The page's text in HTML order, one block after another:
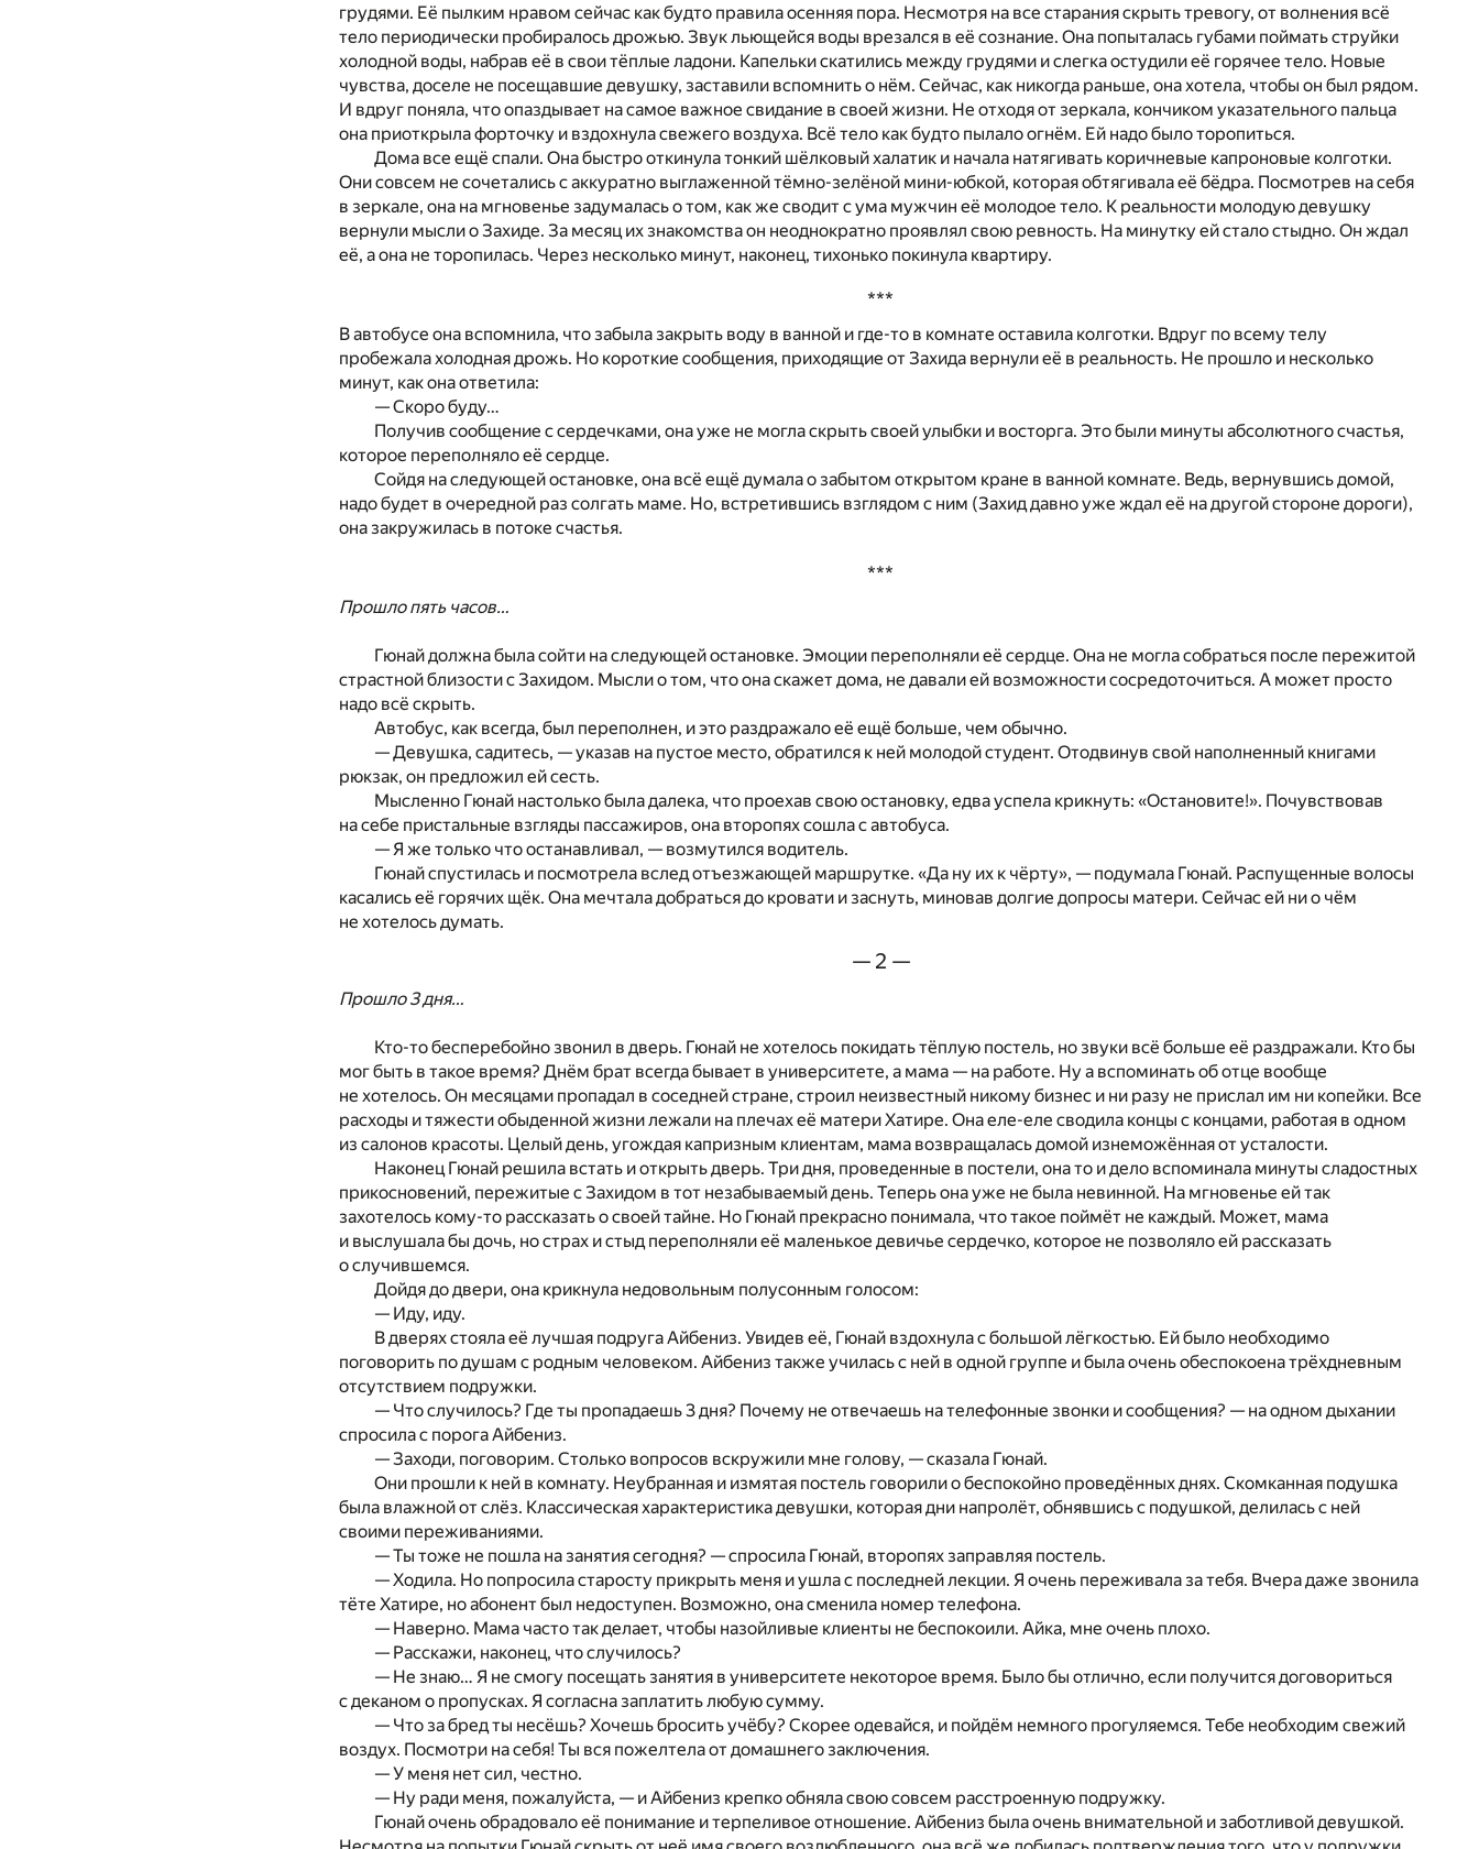
грудями. Её пылким нравом сейчас как будто правила осенняя пора. Несмотря на все старания скрыть тревогу, от волнения всё
тело периодически пробиралось дрожью. Звук льющейся воды врезался в её сознание. Она попыталась губами поймать струйки
холодной воды, набрав её в свои тёплые ладони. Капельки скатились между грудями и слегка остудили её горячее тело. Новые
чувства, доселе не посещавшие девушку, заставили вспомнить о нём. Сейчас, как никогда раньше, она хотела, чтобы он был рядом.
И вдруг поняла, что опаздывает на самое важное свидание в своей жизни. Не отходя от зеркала, кончиком указательного пальца
она приоткрыла форточку и вздохнула свежего воздуха. Всё тело как будто пылало огнём. Ей надо было торопиться.
Дома все ещё спали. Она быстро откинула тонкий шёлковый халатик и начала натягивать коричневые капроновые колготки.
Они совсем не сочетались с аккуратно выглаженной тёмно-зелёной мини-юбкой, которая обтягивала её бёдра. Посмотрев на себя
в зеркале, она на мгновенье задумалась о том, как же сводит с ума мужчин её молодое тело. К реальности молодую девушку
вернули мысли о Захиде. За месяц их знакомства он неоднократно проявлял свою ревность. На минутку ей стало стыдно. Он ждал
её, а она не торопилась. Через несколько минут, наконец, тихонько покинула квартиру.
***
В автобусе она вспомнила, что забыла закрыть воду в ванной и где-то в комнате оставила колготки. Вдруг по всему телу
пробежала холодная дрожь. Но короткие сообщения, приходящие от Захида вернули её в реальность. Не прошло и несколько
минут, как она ответила:
— Скоро буду…
Получив сообщение с сердечками, она уже не могла скрыть своей улыбки и восторга. Это были минуты абсолютного счастья,
которое переполняло её сердце.
Сойдя на следующей остановке, она всё ещё думала о забытом открытом кране в ванной комнате. Ведь, вернувшись домой,
надо будет в очередной раз солгать маме. Но, встретившись взглядом с ним (Захид давно уже ждал её на другой стороне дороги),
она закружилась в потоке счастья.
***
Прошло пять часов…
Гюнай должна была сойти на следующей остановке. Эмоции переполняли её сердце. Она не могла собраться после пережитой
страстной близости с Захидом. Мысли о том, что она скажет дома, не давали ей возможности сосредоточиться. А может просто
надо всё скрыть.
Автобус, как всегда, был переполнен, и это раздражало её ещё больше, чем обычно.
— Девушка, садитесь, — указав на пустое место, обратился к ней молодой студент. Отодвинув свой наполненный книгами
рюкзак, он предложил ей сесть.
Мысленно Гюнай настолько была далека, что проехав свою остановку, едва успела крикнуть: «Остановите!». Почувствовав
на себе пристальные взгляды пассажиров, она второпях сошла с автобуса.
— Я же только что останавливал, — возмутился водитель.
Гюнай спустилась и посмотрела вслед отъезжающей маршрутке. «Да ну их к чёрту», — подумала Гюнай. Распущенные волосы
касались её горячих щёк. Она мечтала добраться до кровати и заснуть, миновав долгие допросы матери. Сейчас ей ни о чём
не хотелось думать.
— 2 —
Прошло 3 дня…
Кто-то бесперебойно звонил в дверь. Гюнай не хотелось покидать тёплую постель, но звуки всё больше её раздражали. Кто бы
мог быть в такое время? Днём брат всегда бывает в университете, а мама — на работе. Ну а вспоминать об отце вообще
не хотелось. Он месяцами пропадал в соседней стране, строил неизвестный никому бизнес и ни разу не прислал им ни копейки. Все
расходы и тяжести обыденной жизни лежали на плечах её матери Хатире. Она еле-еле сводила концы с концами, работая в одном
из салонов красоты. Целый день, угождая капризным клиентам, мама возвращалась домой изнеможённая от усталости.
Наконец Гюнай решила встать и открыть дверь. Три дня, проведенные в постели, она то и дело вспоминала минуты сладостных
прикосновений, пережитые с Захидом в тот незабываемый день. Теперь она уже не была невинной. На мгновенье ей так
захотелось кому-то рассказать о своей тайне. Но Гюнай прекрасно понимала, что такое поймёт не каждый. Может, мама
и выслушала бы дочь, но страх и стыд переполняли её маленькое девичье сердечко, которое не позволяло ей рассказать
о случившемся.
Дойдя до двери, она крикнула недовольным полусонным голосом:
— Иду, иду.
В дверях стояла её лучшая подруга Айбениз. Увидев её, Гюнай вздохнула с большой лёгкостью. Ей было необходимо
поговорить по душам с родным человеком. Айбениз также училась с ней в одной группе и была очень обеспокоена трёхдневным
отсутствием подружки.
— Что случилось? Где ты пропадаешь 3 дня? Почему не отвечаешь на телефонные звонки и сообщения? — на одном дыхании
спросила с порога Айбениз.
— Заходи, поговорим. Столько вопросов вскружили мне голову, — сказала Гюнай.
Они прошли к ней в комнату. Неубранная и измятая постель говорили о беспокойно проведённых днях. Скомканная подушка
была влажной от слёз. Классическая характеристика девушки, которая дни напролёт, обнявшись с подушкой, делилась с ней
своими переживаниями.
— Ты тоже не пошла на занятия сегодня? — спросила Гюнай, второпях заправляя постель.
— Ходила. Но попросила старосту прикрыть меня и ушла с последней лекции. Я очень переживала за тебя. Вчера даже звонила
тёте Хатире, но абонент был недоступен. Возможно, она сменила номер телефона.
— Наверно. Мама часто так делает, чтобы назойливые клиенты не беспокоили. Айка, мне очень плохо.
— Расскажи, наконец, что случилось?
— Не знаю… Я не смогу посещать занятия в университете некоторое время. Было бы отлично, если получится договориться
с деканом о пропусках. Я согласна заплатить любую сумму.
— Что за бред ты несёшь? Хочешь бросить учёбу? Скорее одевайся, и пойдём немного прогуляемся. Тебе необходим свежий
воздух. Посмотри на себя! Ты вся пожелтела от домашнего заключения.
— У меня нет сил, честно.
— Ну ради меня, пожалуйста, — и Айбениз крепко обняла свою совсем расстроенную подружку.
Гюнай очень обрадовало её понимание и терпеливое отношение. Айбениз была очень внимательной и заботливой девушкой.